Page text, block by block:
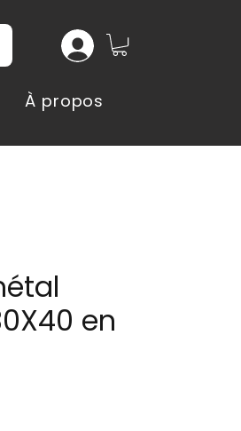
À propos
en